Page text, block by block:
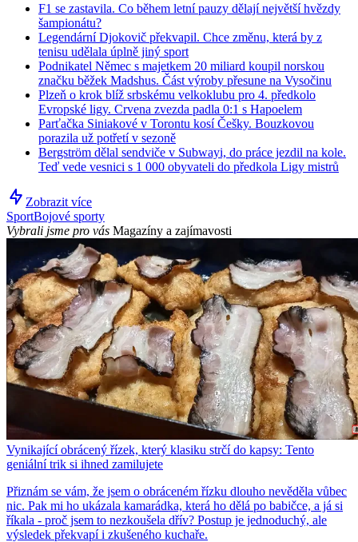
F1 se zastavila. Co během letní pauzy dělají největší hvězdy
šampionátu?
Legendární Djokovič překvapil. Chce změnu, která by z
tenisu udělala úplně jiný sport
Podnikatel Němec s majetkem 20 miliard koupil norskou
značku běžek Madshus. Část výroby přesune na Vysočinu
Plzeň o krok blíž srbskému velkoklubu pro 4. předkolo
Evropské ligy. Crvena zvezda padla 0:1 s Hapoelem
Parťačka Siniakové v Torontu kosí Češky. Bouzkovou
porazila už potřetí v sezoně
Bergström dělal sendviče v Subwayi, do práce jezdil na kole.
Teď vede vesnici s 1 000 obyvateli do předkola Ligy mistrů
Zobrazit více
SportBojové sporty
Vybrali jsme pro vás Magazíny a zajímavosti
Vynikající obrácený řízek, který klasiku strčí do kapsy: Tento
geniální trik si ihned zamilujete
Přiznám se vám, že jsem o obráceném řízku dlouho nevěděla vůbec
nic. Pak mi ho ukázala kamarádka, která ho dělá po babičce, a já si
říkala - proč jsem to nezkoušela dřív? Postup je jednoduchý, ale
výsledek překvapí i zkušeného kuchaře.